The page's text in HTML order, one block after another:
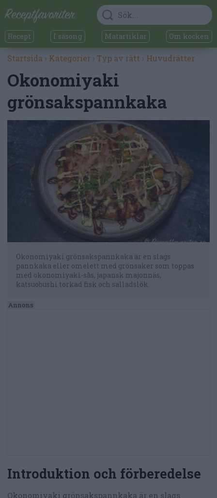
Recept I säsong Matartiklar Om kocken
Startsida › Kategorier › Typ av rätt › Huvudrätter
Okonomiyaki
grönsakspannkaka
Okonomiyaki grönsakspannkaka är en slags
pannkaka eller omelett med grönsaker som toppas
med okonomiyaki-sås, japansk majonnäs,
katsuobushi torkad fisk och salladslök.
Introduktion och förberedelse
Okonomiyaki grönsakspannkaka är en slags